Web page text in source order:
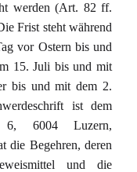
werden (Art. 82 ff.
Frist steht während
vor Ostern bis und
15. Juli bis und mit
bis und mit dem 2.
ist dem
6, 6004 Luzern,
die Begehren, deren
und die